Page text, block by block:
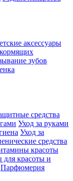
аксессуары
зубов
средства
Уход за руками
Уход за
средства
красоты
для красоты и
Парфюмерия